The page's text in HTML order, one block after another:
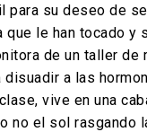
su deseo de
le han tocado
de un taller
a las
vive en una
no el sol